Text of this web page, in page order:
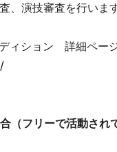
、演技審査を行います
ィション 詳細ペー
フリーで活動され